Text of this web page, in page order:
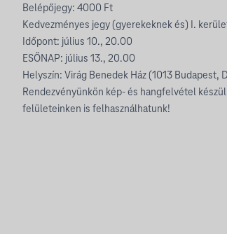
Belépőjegy: 4000 Ft
Kedvezményes jegy (gyerekeknek és) I.
Időpont: július 10., 20.00
ESŐNAP: július 13., 20.00
Helyszín: Virág Benedek Ház (1013 Budapest,
Rendezvényünkön kép- és hangfelvétel
felületeinken is felhasználhatunk!